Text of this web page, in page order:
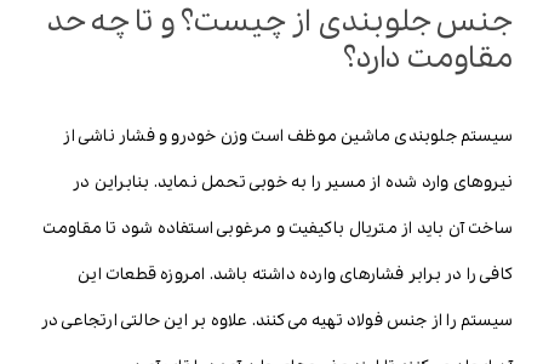
جنس جلوبندی از چیست؟ و تا چه حد
مقاومت دارد؟
سیستم جلوبندی ماشین موظف است وزن خودرو و فشار ناشی از
نیروهای وارد شده از مسیر را به خوبی تحمل نماید. بنابراین در
ساخت آن باید از متریال باکیفیت و مرغوبی استفاده شود تا مقاومت
کافی را در برابر فشارهای وارده داشته باشد. امروزه قطعات این
سیستم را از جنس فولاد تهیه می‌کنند. علاوه بر این حالتی ارتجاعی در